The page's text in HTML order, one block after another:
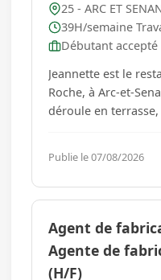
25 - ARC ET
39H/semaine
Débutant accepté
Jeannette est le
Roche, à Arc-et-
déroule en
intime. Notre carte
internationale : tout
grande partie des...
Publie le 07/08/2026
Agent de
Agente de
(H/F)